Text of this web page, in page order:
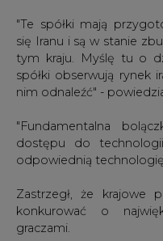
"Te spółki mają
się Iranu i są w stanie
tym kraju. Myślę tu o
spółki obserwują rynek
nim odnaleźć" -
"Fundamentalna
dostępu do
odpowiednią
Zastrzegł, że krajowe
konkurować o
graczami.